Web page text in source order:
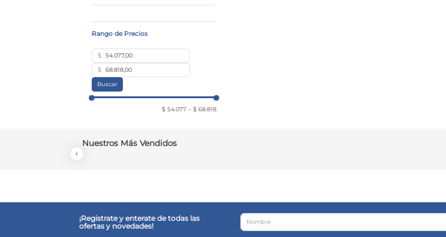
$
$
Buscar
$ 54.077 – $ 68.818
Nuestros Más Vendidos
¡Registrate y enterate de todas las
ofertas y novedades!